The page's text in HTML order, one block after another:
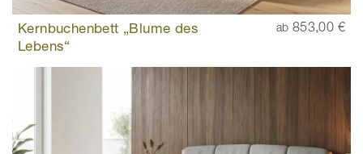
Kernbuchenbett „Blume des
Lebens“
ab 853,00 €